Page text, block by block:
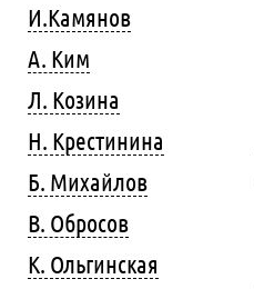
И.Камянов
А. Ким
Л. Козина
Н. Крестинина
Б. Михайлов
В. Обросов
К. Ольгинская